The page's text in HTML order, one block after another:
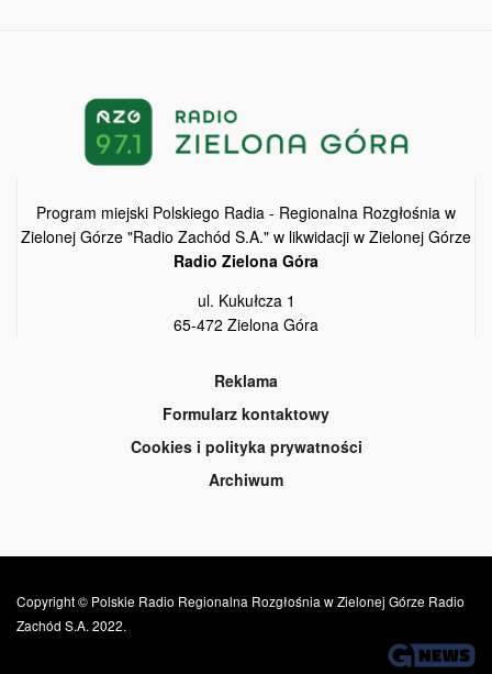
Program miejski Polskiego Radia - Regionalna Rozgłośnia w
Zielonej Górze "Radio Zachód S.A." w likwidacji w Zielonej Górze
Radio Zielona Góra
ul. Kukułcza 1
65-472 Zielona Góra
Reklama
Formularz kontaktowy
Cookies i polityka prywatności
Archiwum
Copyright © Polskie Radio Regionalna Rozgłośnia w Zielonej Górze Radio
Zachód S.A. 2022.